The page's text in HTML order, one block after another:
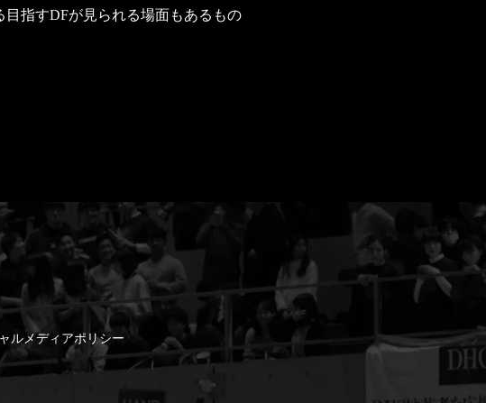
指すDFが見られる場面もあるもの
ルメディアポリシー